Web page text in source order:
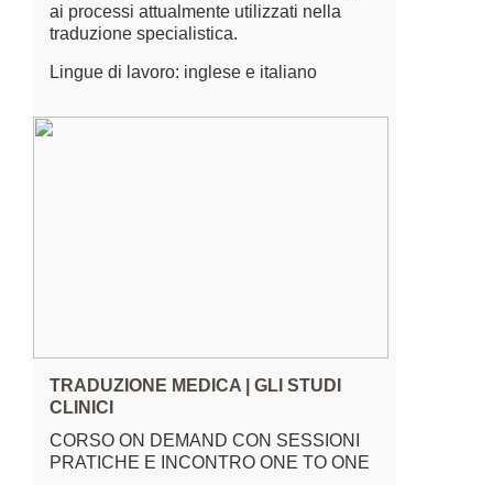
ai processi attualmente utilizzati nella
traduzione specialistica.
Lingue di lavoro: inglese e italiano
TRADUZIONE MEDICA | GLI STUDI
CLINICI
CORSO ON DEMAND CON SESSIONI
PRATICHE E INCONTRO ONE TO ONE